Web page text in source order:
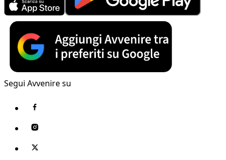
Segui Avvenire su